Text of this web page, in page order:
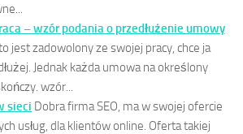
– wzór podania o przedłużenie umowy
jest zadowolony ze swojej pracy, chce ja
Jednak każda umowa na określony
wzór...
sieci Dobra firma SEO, ma w swojej ofercie
usług, dla klientów online. Oferta takiej